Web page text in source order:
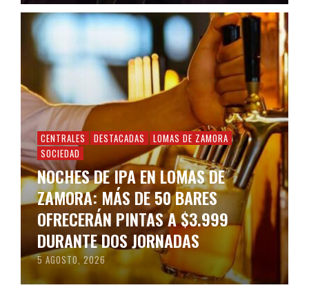
CENTRALES DESTACADAS
LOMAS DE ZAMORA
SOCIEDAD
NOCHES DE IPA EN LOMAS DE
ZAMORA: MÁS DE 50 BARES
OFRECERÁN PINTAS A $3.999
DURANTE DOS JORNADAS
5 AGOSTO, 2026